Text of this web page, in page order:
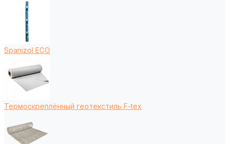
Spanizol ECO
Термоскреплённый геотекстиль F-tex